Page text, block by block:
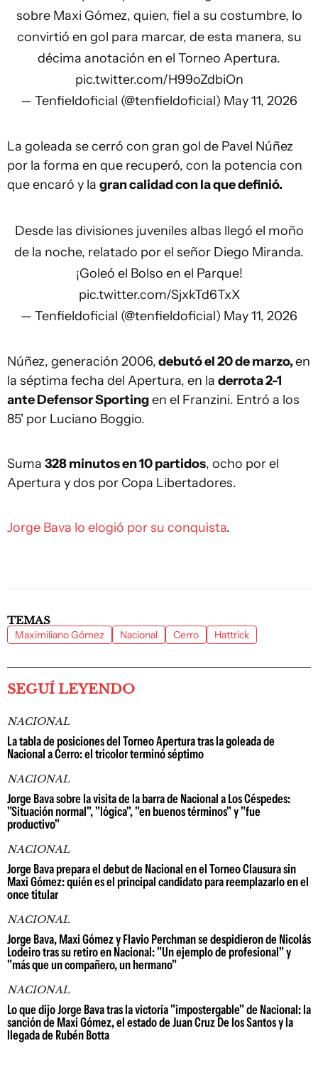
sobre Maxi Gómez, quien, fiel a su costumbre, lo
convirtió en gol para marcar, de esta manera, su
décima anotación en el Torneo Apertura.
pic.twitter.com/H99oZdbiOn
— Tenfieldoficial (@tenfieldoficial) May 11, 2026
La goleada se cerró con gran gol de Pavel Núñez
por la forma en que recuperó, con la potencia con
que encaró y la gran calidad con la que definió.
Desde las divisiones juveniles albas llegó el moño
de la noche, relatado por el señor Diego Miranda.
¡Goleó el Bolso en el Parque!
pic.twitter.com/SjxkTd6TxX
— Tenfieldoficial (@tenfieldoficial) May 11, 2026
Núñez, generación 2006,debutó el 20 de marzo,en
la séptima fecha del Apertura, en la derrota 2-1
ante Defensor Sportingen el Franzini. Entró a los
85' por Luciano Boggio.
Suma 328 minutos en 10 partidos, ocho por el
Apertura y dos por Copa Libertadores.
Jorge Bava lo elogió por su conquista.
TEMAS
Maximiliano Gómez Nacional Cerro Hattrick
SEGUÍ LEYENDO
NACIONAL
La tabla de posiciones del Torneo Apertura tras la goleada de
Nacional a Cerro: el tricolor terminó séptimo
NACIONAL
Jorge Bava sobre la visita de la barra de Nacional a Los Céspedes:
"Situación normal", "lógica", "en buenos términos" y "fue
productivo"
NACIONAL
Jorge Bava prepara el debut de Nacional en el Torneo Clausura sin
Maxi Gómez: quién es el principal candidato para reemplazarlo en el
once titular
NACIONAL
Jorge Bava, Maxi Gómez y Flavio Perchman se despidieron de Nicolás
Lodeiro tras su retiro en Nacional: "Un ejemplo de profesional" y
"más que un compañero, un hermano"
NACIONAL
Lo que dijo Jorge Bava tras la victoria "impostergable" de Nacional: la
sanción de Maxi Gómez, el estado de Juan Cruz De los Santos y la
llegada de Rubén Botta